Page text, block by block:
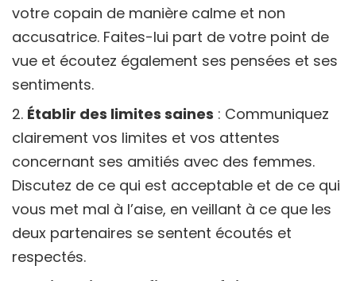
votre copain de manière calme et non
accusatrice. Faites-lui part de votre point de
vue et écoutez également ses pensées et ses
sentiments.
Établir des limites saines : Communiquez
clairement vos limites et vos attentes
concernant ses amitiés avec des femmes.
Discutez de ce qui est acceptable et de ce qui
vous met mal à l’aise, en veillant à ce que les
deux partenaires se sentent écoutés et
respectés.